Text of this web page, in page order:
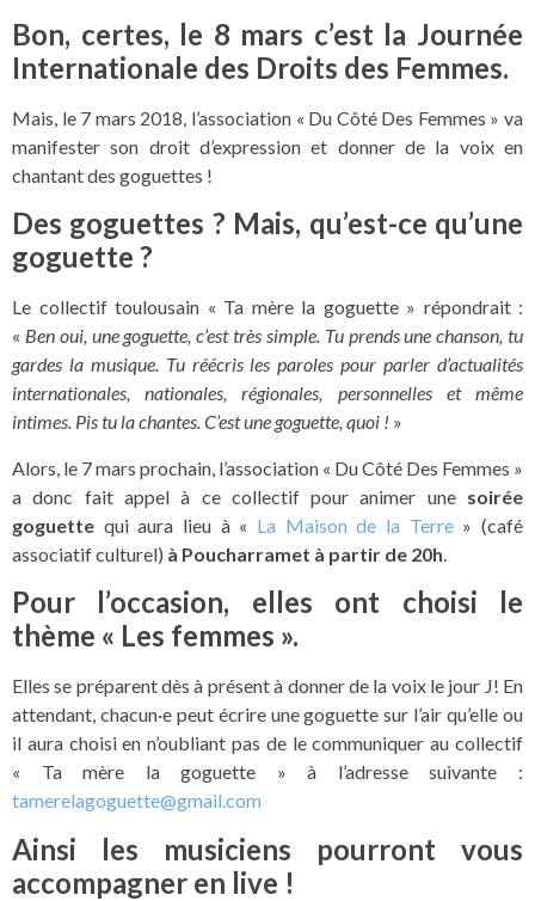
Bon, certes, le 8 mars c’est la Journée
Internationale des Droits des Femmes.
Mais, le 7 mars 2018, l’association « Du Côté Des Femmes » va
manifester son droit d’expression et donner de la voix en
chantant des goguettes !
Des goguettes ? Mais, qu’est-ce qu’une
goguette ?
Le collectif toulousain « Ta mère la goguette » répondrait :
« Ben oui, une goguette, c’est très simple. Tu prends une chanson, tu
gardes la musique. Tu réécris les paroles pour parler d’actualités
internationales, nationales, régionales, personnelles et même
intimes. Pis tu la chantes. C’est une goguette, quoi ! »
Alors, le 7 mars prochain, l’association « Du Côté Des Femmes »
a donc fait appel à ce collectif pour animer une soirée
goguette qui aura lieu à « La Maison de la Terre» (café
associatif culturel) à Poucharramet à partir de 20h
Pour l’occasion, elles ont choisi le
thème « Les femmes ».
Elles se préparent dès à présent à donner de la voix le jour J! En
attendant, chacun·e peut écrire une goguette sur l’air qu’elle ou
il aura choisi en n’oubliant pas de le communiquer au collectif
« Ta mère la goguette » à l’adresse suivante :
tamerelagoguette@gmail.com
Ainsi les musiciens pourront vous
accompagner en live !